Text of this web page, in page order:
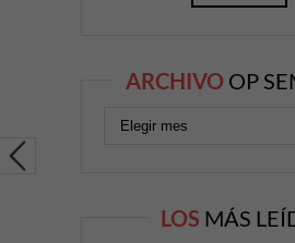
ARCHIVO OP
LOS MÁS